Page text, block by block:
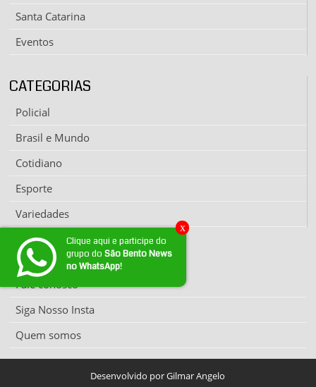
Santa Catarina
Eventos
CATEGORIAS
Policial
Brasil e Mundo
Cotidiano
Esporte
Variedades
EXPEDIENTE
Fale conosco
Siga Nosso Insta
Quem somos
Desenvolvido por Gilmar Angelo
Clique aqui e participe do
grupo do São Bento News
no WhatsApp!
x